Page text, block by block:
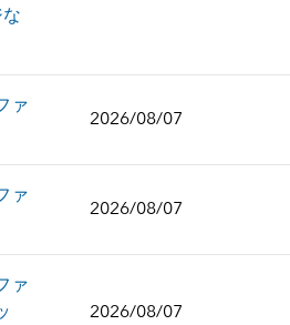
ァ
2026/08/07
ァ
2026/08/07
ァ
2026/08/07